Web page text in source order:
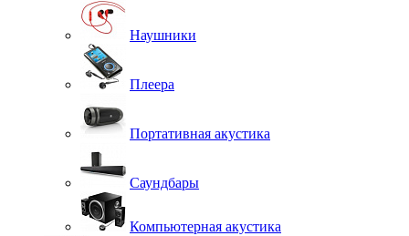
Наушники
Плеера
Портативная акустика
Саундбары
Компьютерная акустика